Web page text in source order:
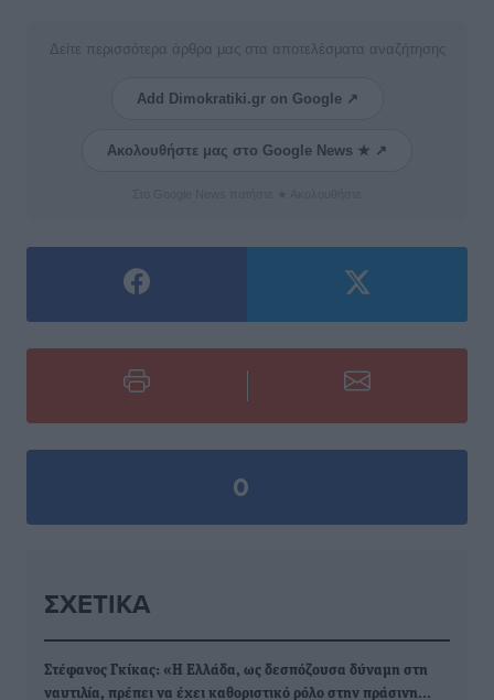
Δείτε περισσότερα άρθρα μας στα αποτελέσματα αναζήτησης
Add Dimokratiki.gr on Google ↗
Ακολουθήστε μας στο Google News ★ ↗
0
ΣΧΕΤΙΚΆ
Στέφανος Γκίκας: «Η Ελλάδα, ως δεσπόζουσα δύναμη στη
ναυτιλία, πρέπει να έχει καθοριστικό ρόλο στην πράσινη…